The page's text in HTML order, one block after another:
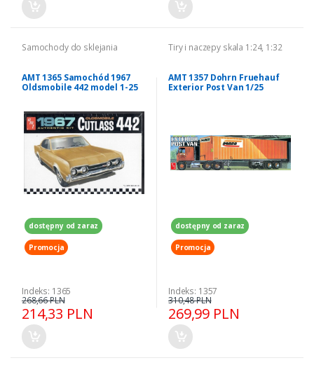
Samochody do sklejania
AMT 1365 Samochód 1967
Oldsmobile 442 model 1-25
dostępny od zaraz
Promocja
Indeks: 1365
214,33 PLN
268,66 PLN
Tiry i naczepy skala 1:24, 1:32
AMT 1357 Dohrn Fruehauf
Exterior Post Van 1/25
dostępny od zaraz
Promocja
Indeks: 1357
269,99 PLN
310,48 PLN